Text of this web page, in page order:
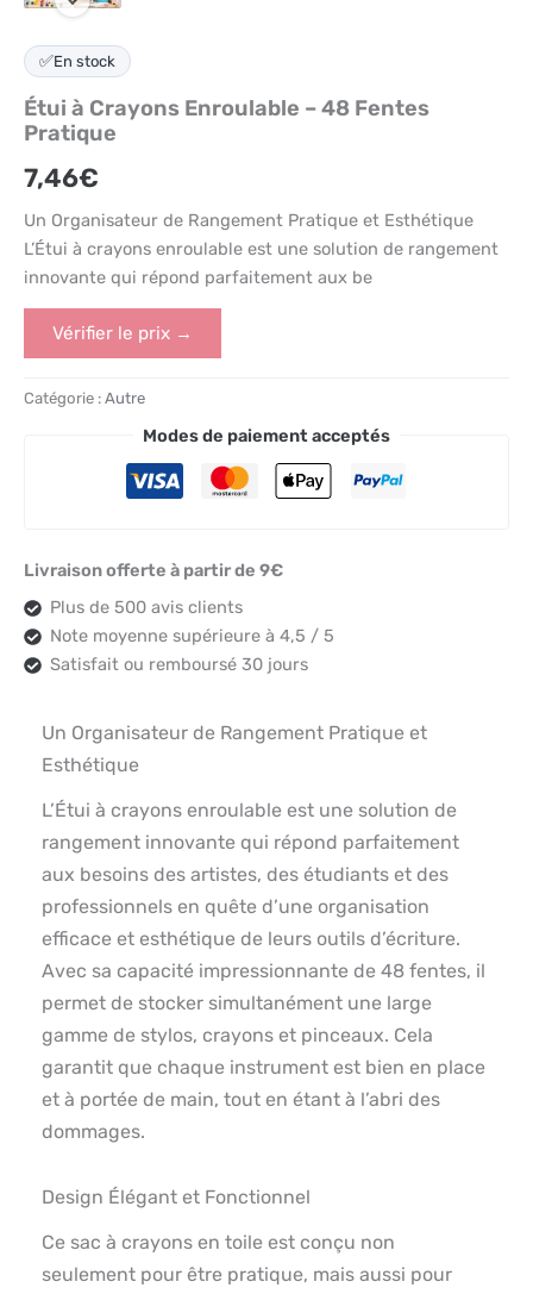
✅En stock
Étui à Crayons Enroulable – 48 Fentes
Pratique
7,46€
Un Organisateur de Rangement Pratique et Esthétique
L’Étui à crayons enroulable est une solution de rangement
innovante qui répond parfaitement aux be
Vérifier le prix →
Catégorie : Autre
Modes de paiement acceptés
Livraison offerte à partir de 9€
Plus de 500 avis clients
Note moyenne supérieure à 4,5 / 5
Satisfait ou remboursé 30 jours
Un Organisateur de Rangement Pratique et
Esthétique
L’Étui à crayons enroulable est une solution de
rangement innovante qui répond parfaitement
aux besoins des artistes, des étudiants et des
professionnels en quête d’une organisation
efficace et esthétique de leurs outils d’écriture.
Avec sa capacité impressionnante de 48 fentes, il
permet de stocker simultanément une large
gamme de stylos, crayons et pinceaux. Cela
garantit que chaque instrument est bien en place
et à portée de main, tout en étant à l’abri des
dommages.
Design Élégant et Fonctionnel
Ce sac à crayons en toile est conçu non
seulement pour être pratique, mais aussi pour